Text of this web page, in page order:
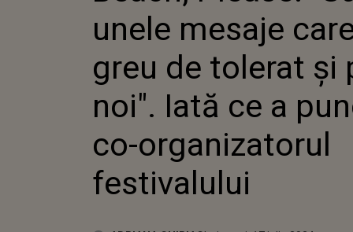
unele mesaje
greu de tolerat și
noi". Iată ce a
co-organizatorul
festivalului